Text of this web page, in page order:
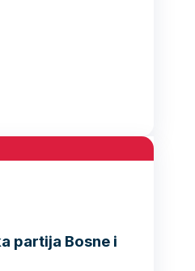
partija Bosne i